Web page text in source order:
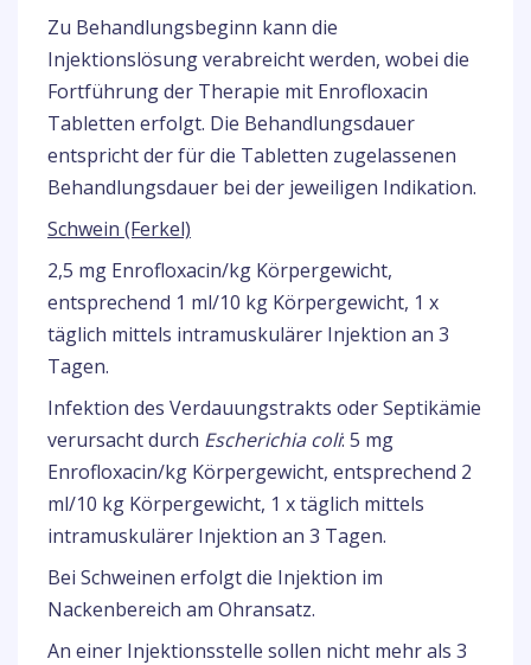
Zu Behandlungsbeginn kann die
Injektionslösung verabreicht werden, wobei die
Fortführung der Therapie mit Enrofloxacin
Tabletten erfolgt. Die Behandlungsdauer
entspricht der für die Tabletten zugelassenen
Behandlungsdauer bei der jeweiligen Indikation.
Schwein (Ferkel)
2,5 mg Enrofloxacin/kg Körpergewicht,
entsprechend 1 ml/10 kg Körpergewicht, 1 x
täglich mittels intramuskulärer Injektion an 3
Tagen.
Infektion des Verdauungstrakts oder Septikämie
verursacht durch Escherichia coli: 5 mg
Enrofloxacin/kg Körpergewicht, entsprechend 2
ml/10 kg Körpergewicht, 1 x täglich mittels
intramuskulärer Injektion an 3 Tagen.
Bei Schweinen erfolgt die Injektion im
Nackenbereich am Ohransatz.
An einer Injektionsstelle sollen nicht mehr als 3